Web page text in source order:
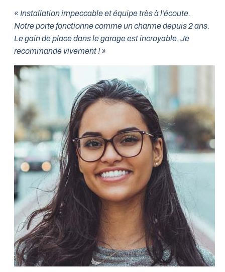
« Installation impeccable et équipe très à l’écoute.
Notre porte fonctionne comme un charme depuis 2 ans.
Le gain de place dans le garage est incroyable. Je
recommande vivement ! »